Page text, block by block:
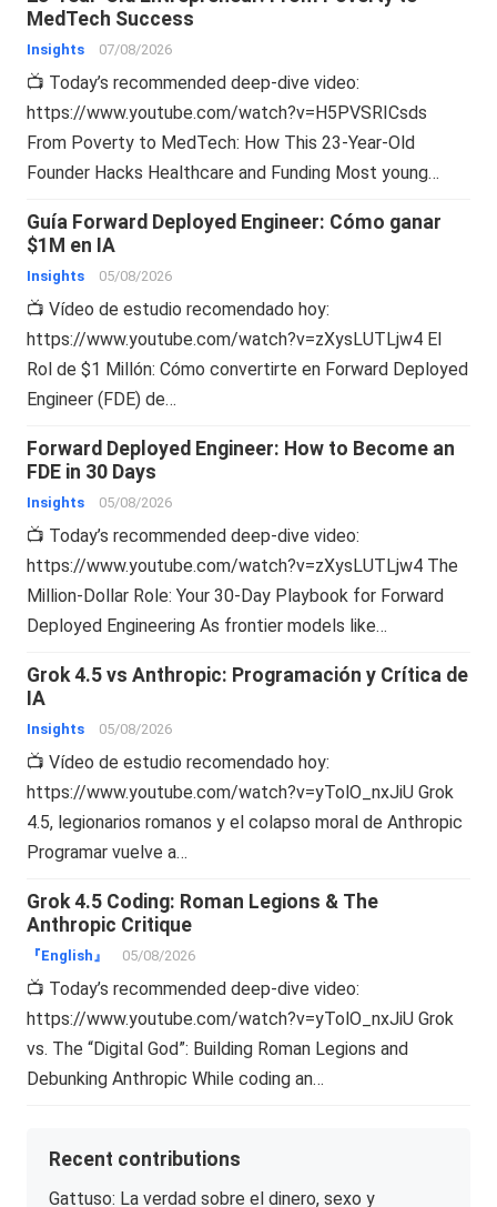
MedTech Success
Insights 07/08/2026
📺 Today’s recommended deep-dive video:
https://www.youtube.com/watch?v=H5PVSRICsds
From Poverty to MedTech: How This 23-Year-Old
Founder Hacks Healthcare and Funding Most young…
Guía Forward Deployed Engineer: Cómo ganar
$1M en IA
Insights 05/08/2026
📺 Vídeo de estudio recomendado hoy:
https://www.youtube.com/watch?v=zXysLUTLjw4 El
Rol de $1 Millón: Cómo convertirte en Forward Deployed
Engineer (FDE) de…
Forward Deployed Engineer: How to Become an
FDE in 30 Days
Insights 05/08/2026
📺 Today’s recommended deep-dive video:
https://www.youtube.com/watch?v=zXysLUTLjw4 The
Million-Dollar Role: Your 30-Day Playbook for Forward
Deployed Engineering As frontier models like…
Grok 4.5 vs Anthropic: Programación y Crítica de
IA
Insights 05/08/2026
📺 Vídeo de estudio recomendado hoy:
https://www.youtube.com/watch?v=yTolO_nxJiU Grok
4.5, legionarios romanos y el colapso moral de Anthropic
Programar vuelve a…
Grok 4.5 Coding: Roman Legions & The
Anthropic Critique
『English』 05/08/2026
📺 Today’s recommended deep-dive video:
https://www.youtube.com/watch?v=yTolO_nxJiU Grok
vs. The “Digital God”: Building Roman Legions and
Debunking Anthropic While coding an…
Recent contributions
Gattuso: La verdad sobre el dinero, sexo y